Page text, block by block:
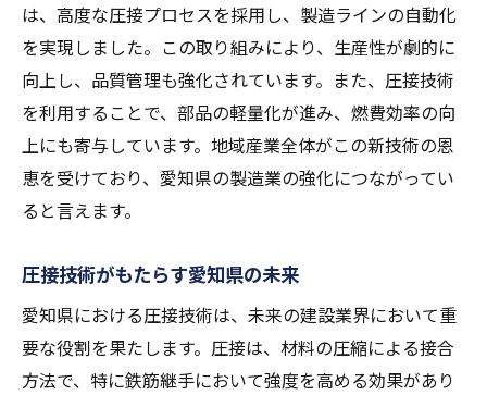
は、高度な圧接プロセスを採用し、製造ラインの自動化
を実現しました。この取り組みにより、生産性が劇的に
向上し、品質管理も強化されています。また、圧接技術
を利用することで、部品の軽量化が進み、燃費効率の向
上にも寄与しています。地域産業全体がこの新技術の恩
恵を受けており、愛知県の製造業の強化につながってい
ると言えます。
圧接技術がもたらす愛知県の未来
愛知県における圧接技術は、未来の建設業界において重
要な役割を果たします。圧接は、材料の圧縮による接合
方法で、特に鉄筋継手において強度を高める効果があり